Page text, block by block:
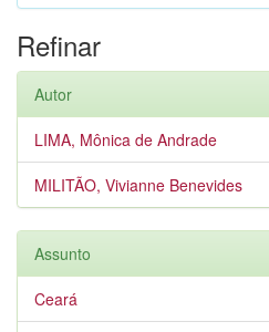
Refinar
Autor
LIMA, Mônica de Andrade
MILITÃO, Vivianne Benevides
Assunto
Ceará